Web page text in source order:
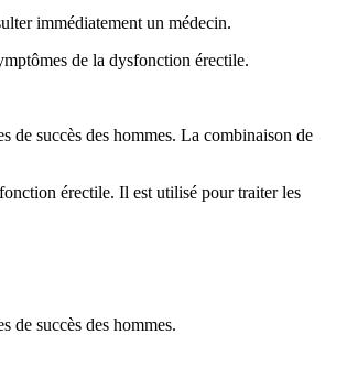
immédiatement un médecin.
de la dysfonction érectile.
de succès des hommes. La combinaison de
érectile. Il est utilisé pour traiter les
de succès des hommes.